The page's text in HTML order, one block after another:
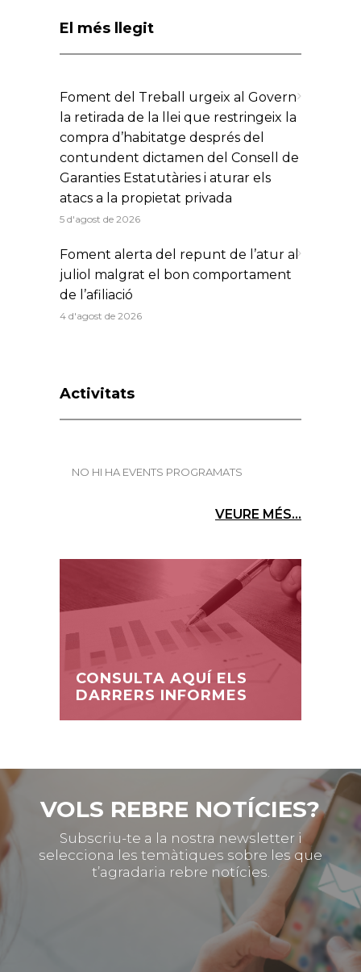
El més llegit
Foment del Treball urgeix al Govern
la retirada de la llei que restringeix la
compra d’habitatge després del
contundent dictamen del Consell de
Garanties Estatutàries i aturar els
atacs a la propietat privada
5 d'agost de 2026
Foment alerta del repunt de l’atur al
juliol malgrat el bon comportament
de l’afiliació
4 d'agost de 2026
Activitats
NO HI HA EVENTS PROGRAMATS
VEURE MÉS...
CONSULTA AQUÍ ELS
DARRERS INFORMES
VOLS REBRE NOTÍCIES?
Subscriu-te a la nostra newsletter i
selecciona les temàtiques sobre les que
t’agradaria rebre notícies.